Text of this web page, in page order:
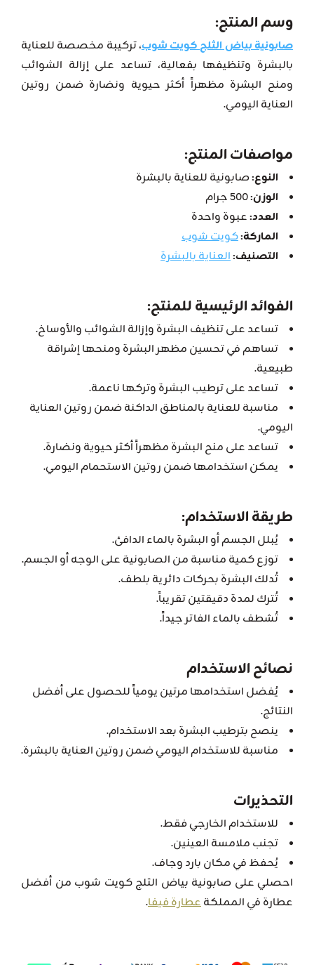
وسم المنتج:
صابونية بياض الثلج كويت شوب، تركيبة مخصصة للعناية
بالبشرة وتنظيفها بفعالية، تساعد على إزالة الشوائب
ومنح البشرة مظهراً أكثر حيوية ونضارة ضمن روتين
العناية اليومي.
مواصفات المنتج:
النوع:صابونية للعناية بالبشرة
الوزن:
العدد:عبوة واحدة
الماركة:كويت شوب
التصنيف:العناية بالبشرة
الفوائد الرئيسية للمنتج:
تساعد على تنظيف البشرة وإزالة الشوائب والأوساخ.
تساهم في تحسين مظهر البشرة ومنحها إشراقة
طبيعية.
تساعد على ترطيب البشرة وتركها ناعمة.
مناسبة للعناية بالمناطق الداكنة ضمن روتين العناية
اليومي.
تساعد على منح البشرة مظهراً أكثر حيوية ونضارة.
يمكن استخدامها ضمن روتين الاستحمام اليومي.
طريقة الاستخدام:
يُبلل الجسم أو البشرة بالماء الدافئ.
توزع كمية مناسبة من الصابونية على الوجه أو الجسم.
تُدلك البشرة بحركات دائرية بلطف.
تُترك لمدة دقيقتين تقريباً.
تُشطف بالماء الفاتر جيداً.
نصائح الاستخدام
يُفضل استخدامها مرتين يومياً للحصول على أفضل
النتائج.
ينصح بترطيب البشرة بعد الاستخدام.
مناسبة للاستخدام اليومي ضمن روتين العناية بالبشرة.
التحذيرات
للاستخدام الخارجي فقط.
تجنب ملامسة العينين.
يُحفظ في مكان بارد وجاف.
احصلي على صابونية بياض الثلج كويت شوب من أفضل
عطارة في المملكةعطارة فيفا.